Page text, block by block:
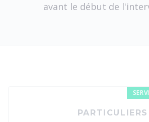
avant le début de
PARTICULIERS